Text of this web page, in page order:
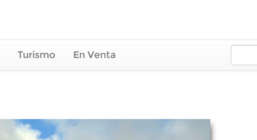
Turismo En Venta